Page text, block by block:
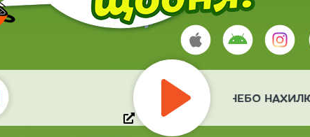
Play
POSITIFF - НЕБО НАХИЛЮ